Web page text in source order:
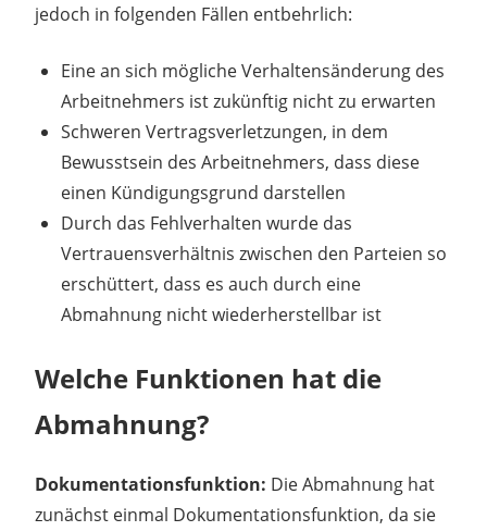
jedoch in folgenden Fällen entbehrlich:
Eine an sich mögliche Verhaltensänderung des
Arbeitnehmers ist zukünftig nicht zu erwarten
Schweren Vertragsverletzungen, in dem
Bewusstsein des Arbeitnehmers, dass diese
einen Kündigungsgrund darstellen
Durch das Fehlverhalten wurde das
Vertrauensverhältnis zwischen den Parteien so
erschüttert, dass es auch durch eine
Abmahnung nicht wiederherstellbar ist
Welche Funktionen hat die
Abmahnung?
Dokumentationsfunktion: Die Abmahnung hat
zunächst einmal Dokumentationsfunktion, da sie